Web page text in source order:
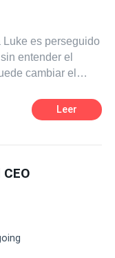
Os dois
pôr em sua
Ou nesta
que o levará para
es perseguido
entender el
cambiar el
Leer